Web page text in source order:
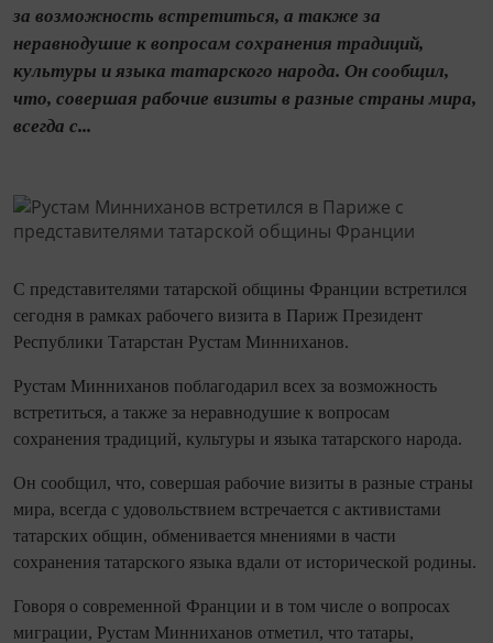
за возможность встретиться, а также за
неравнодушие к вопросам сохранения традиций,
культуры и языка татарского народа. Он сообщил,
что, совершая рабочие визиты в разные страны мира,
всегда с...
С представителями татарской общины Франции встретился
сегодня в рамках рабочего визита в Париж Президент
Республики Татарстан Рустам Минниханов.
Рустам Минниханов поблагодарил всех за возможность
встретиться, а также за неравнодушие к вопросам
сохранения традиций, культуры и языка татарского народа.
Он сообщил, что, совершая рабочие визиты в разные страны
мира, всегда с удовольствием встречается с активистами
татарских общин, обменивается мнениями в части
сохранения татарского языка вдали от исторической родины.
Говоря о современной Франции и в том числе о вопросах
миграции, Рустам Минниханов отметил, что татары,